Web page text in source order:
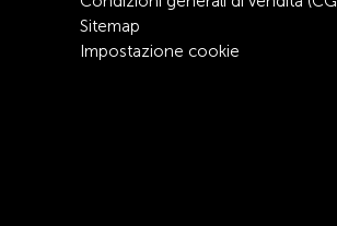
Sitemap
Impostazione cookie